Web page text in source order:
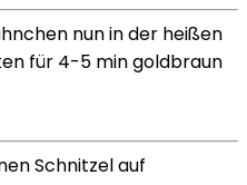
nun in der heißen
für 4-5 min goldbraun
Schnitzel auf